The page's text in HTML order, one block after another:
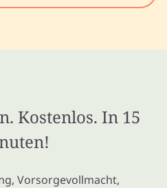
Kostenlos. In 15
Vorsorgevollmacht,